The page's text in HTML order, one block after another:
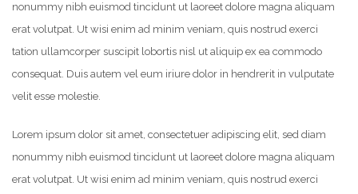
nonummy nibh euismod tincidunt ut laoreet dolore magna aliquam
erat volutpat. Ut wisi enim ad minim veniam, quis nostrud exerci
tation ullamcorper suscipit lobortis nisl ut aliquip ex ea commodo
consequat. Duis autem vel eum iriure dolor in hendrerit in vulputate
velit esse molestie.
Lorem ipsum dolor sit amet, consectetuer adipiscing elit, sed diam
nonummy nibh euismod tincidunt ut laoreet dolore magna aliquam
erat volutpat. Ut wisi enim ad minim veniam, quis nostrud exerci